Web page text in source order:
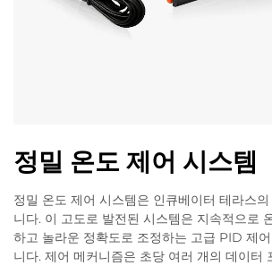
정밀 온도 제어 시스템
정밀 온도 제어 시스템은 인큐베이터 테라스
니다. 이 고도로 발전된 시스템은 지속적으로
하고 놀라운 정확도로 조정하는 고급 PID 제
니다. 제어 메커니즘은 초당 여러 개의 데이터